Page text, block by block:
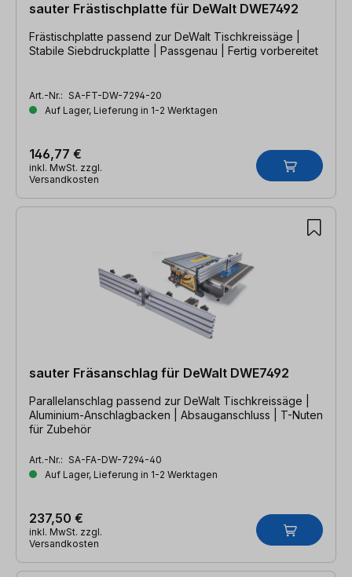
sauter Frästischplatte für DeWalt DWE7492
Frästischplatte passend zur DeWalt Tischkreissäge |
Stabile Siebdruckplatte | Passgenau | Fertig vorbereitet
Art.-Nr.: SA-FT-DW-7294-20
Auf Lager, Lieferung in 1-2 Werktagen
146,77 €
inkl. MwSt. zzgl.
Versandkosten
sauter Fräsanschlag für DeWalt DWE7492
Parallelanschlag passend zur DeWalt Tischkreissäge |
Aluminium-Anschlagbacken | Absauganschluss | T-Nuten
für Zubehör
Art.-Nr.: SA-FA-DW-7294-40
Auf Lager, Lieferung in 1-2 Werktagen
237,50 €
inkl. MwSt. zzgl.
Versandkosten